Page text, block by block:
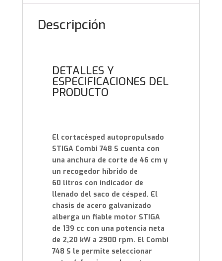
Descripción
DETALLES Y
ESPECIFICACIONES DEL
PRODUCTO
El cortacésped autopropulsado
STIGA Combi 748 S cuenta con
una anchura de corte de 46 cm y
un recogedor híbrido de
60 litros con indicador de
llenado del saco de césped. El
chasis de acero galvanizado
alberga un fiable motor STIGA
de 139 cc con una potencia neta
de 2,20 kW a 2900 rpm. El Combi
748 S le permite seleccionar